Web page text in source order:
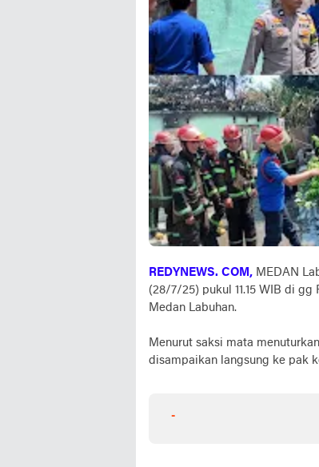
REDYNEWS. COM, MEDAN
(28/7/25) pukul 11.15 WIB di
Medan Labuhan.
Menurut saksi mata
disampaikan langsung ke pak
-